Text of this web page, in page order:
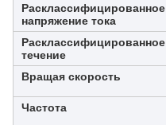
Расклассифицированное
напряжение тока
Расклассифицированное
течение
Вращая скорость
Частота